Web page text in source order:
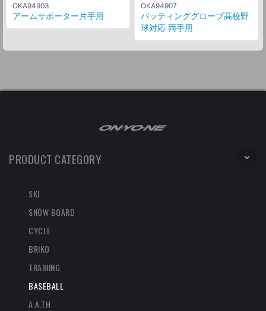
OKA94903
アームサポーター片手用
OKA94907
バッティンググローブ高校野
球対応 両手用
PRODUCT CATEGORY
SKI
SNOW BOARD
CYCLE
BRIKO
TRAINING
BASEBALL
A.A.TH